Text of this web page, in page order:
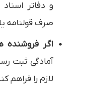
و دفاتر
صرف قولنامه
اگر فروشنده
آمادگی ثبت
لازم را فراهم